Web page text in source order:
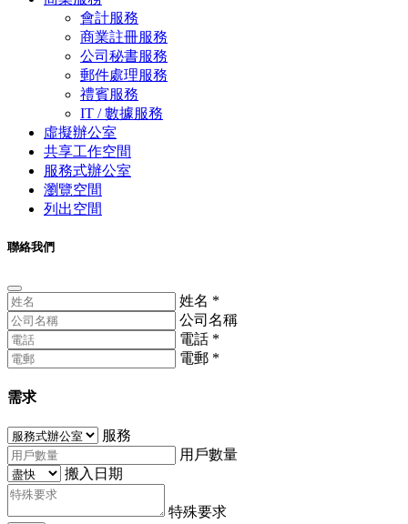
會計服務
商業註冊服務
公司秘書服務
郵件處理服務
禮賓服務
IT / 數據服務
虛擬辦公室
共享工作空間
服務式辦公室
瀏覽空間
列出空間
聯絡我們
姓名 *
公司名稱
電話 *
電郵 *
需求
服務
用戶數量
搬入日期
特殊要求